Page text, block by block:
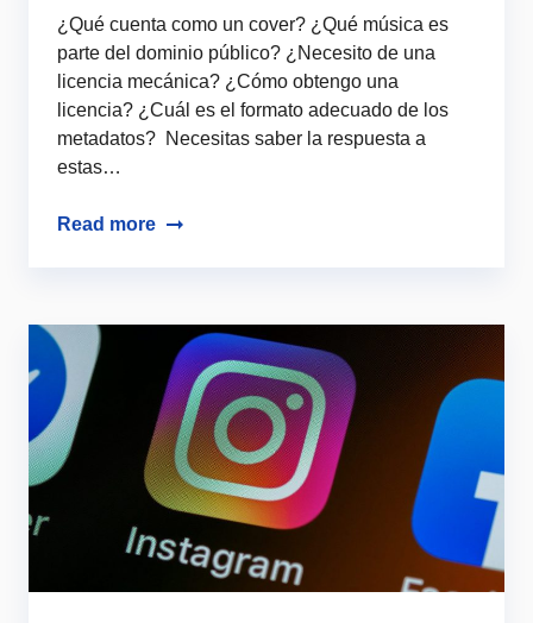
¿Qué cuenta como un cover? ¿Qué música es
parte del dominio público? ¿Necesito de una
licencia mecánica? ¿Cómo obtengo una
licencia? ¿Cuál es el formato adecuado de los
metadatos? Necesitas saber la respuesta a
estas…
Read more